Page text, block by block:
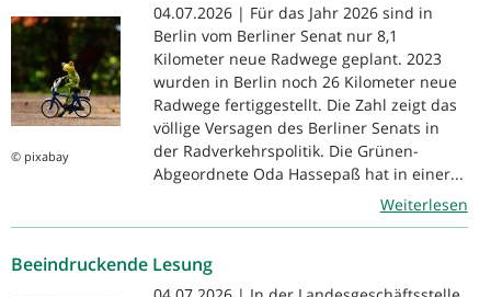
© pixabay
04.07.2026 | Für das Jahr 2026 sind in
Berlin vom Berliner Senat nur 8,1
Kilometer neue Radwege geplant. 2023
wurden in Berlin noch 26 Kilometer neue
Radwege fertiggestellt. Die Zahl zeigt das
völlige Versagen des Berliner Senats in
der Radverkehrspolitik. Die Grünen-
Abgeordnete Oda Hassepaß hat in einer...
Weiterlesen
Beeindruckende Lesung